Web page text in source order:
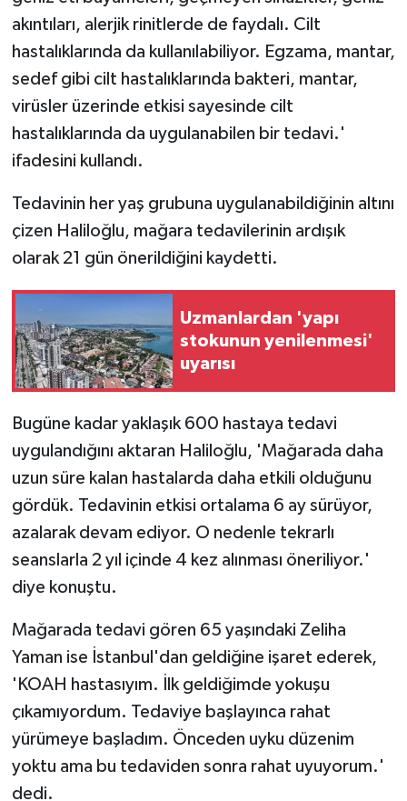
akıntıları, alerjik rinitlerde de faydalı. Cilt
hastalıklarında da kullanılabiliyor. Egzama, mantar,
sedef gibi cilt hastalıklarında bakteri, mantar,
virüsler üzerinde etkisi sayesinde cilt
hastalıklarında da uygulanabilen bir tedavi.'
ifadesini kullandı.
Tedavinin her yaş grubuna uygulanabildiğinin altını
çizen Haliloğlu, mağara tedavilerinin ardışık
olarak 21 gün önerildiğini kaydetti.
Uzmanlardan 'yapı
stokunun yenilenmesi'
uyarısı
Bugüne kadar yaklaşık 600 hastaya tedavi
uygulandığını aktaran Haliloğlu, 'Mağarada daha
uzun süre kalan hastalarda daha etkili olduğunu
gördük. Tedavinin etkisi ortalama 6 ay sürüyor,
azalarak devam ediyor. O nedenle tekrarlı
seanslarla 2 yıl içinde 4 kez alınması öneriliyor.'
diye konuştu.
Mağarada tedavi gören 65 yaşındaki Zeliha
Yaman ise İstanbul'dan geldiğine işaret ederek,
'KOAH hastasıyım. İlk geldiğimde yokuşu
çıkamıyordum. Tedaviye başlayınca rahat
yürümeye başladım. Önceden uyku düzenim
yoktu ama bu tedaviden sonra rahat uyuyorum.'
dedi.